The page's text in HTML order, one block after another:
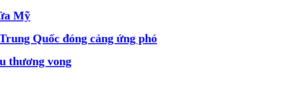
Mỹ
Quốc đóng cảng ứng phó
thương vong